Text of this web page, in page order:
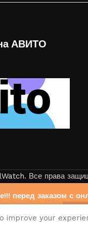
перед заказом с
brands/
АВИТО
. Все права
improve your